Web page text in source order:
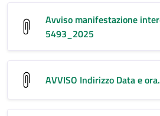
Avviso manifestazione
5493_2025
AVVISO Indirizzo Data e ora